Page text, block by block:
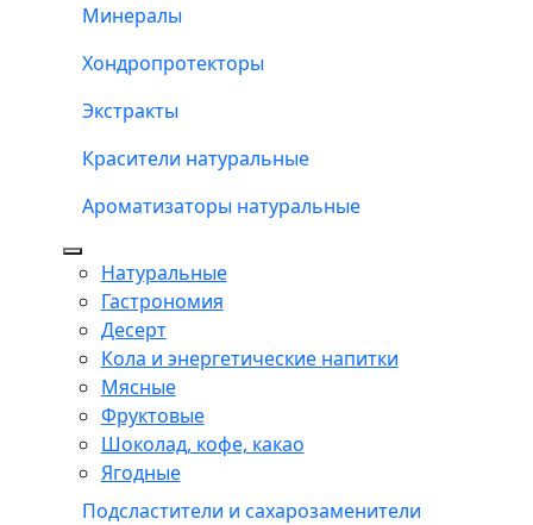
Минералы
Хондропротекторы
Экстракты
Красители натуральные
Ароматизаторы натуральные
Натуральные
Гастрономия
Десерт
Кола и энергетические напитки
Мясные
Фруктовые
Шоколад, кофе, какао
Ягодные
Подсластители и сахарозаменители